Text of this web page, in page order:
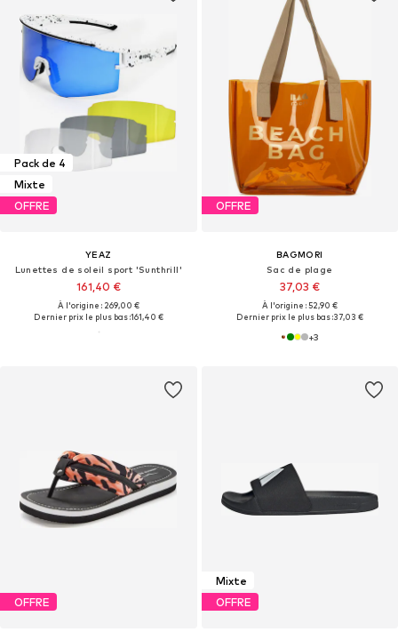
Pack de 4
Mixte
OFFRE
YEAZ
Lunettes de soleil sport 'Sunthrill'
161,40 €
À l'origine : 269,00 €
Dernier prix le plus bas :161,40 €
OFFRE
BAGMORI
Sac de plage
37,03 €
À l'origine : 52,90 €
Dernier prix le plus bas :37,03 €
+3
OFFRE
Mixte
OFFRE